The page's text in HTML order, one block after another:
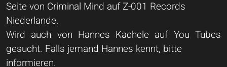
Seite von Criminal Mind auf Z-001 Records
Niederlande.
Wird auch von Hannes Kachele auf You Tubes
gesucht. Falls jemand Hannes kennt, bitte
informieren.